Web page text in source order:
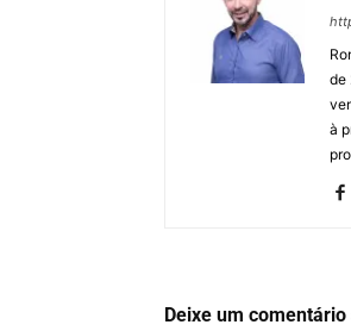
de
à
Deixe um